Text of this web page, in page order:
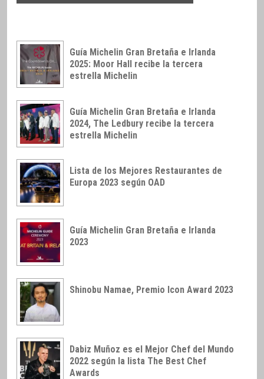
Guía Michelin Gran Bretaña e Irlanda
2025: Moor Hall recibe la tercera
estrella Michelin
Guía Michelin Gran Bretaña e Irlanda
2024, The Ledbury recibe la tercera
estrella Michelin
Lista de los Mejores Restaurantes de
Europa 2023 según OAD
Guía Michelin Gran Bretaña e Irlanda
2023
Shinobu Namae, Premio Icon Award 2023
Dabiz Muñoz es el Mejor Chef del Mundo
2022 según la lista The Best Chef
Awards